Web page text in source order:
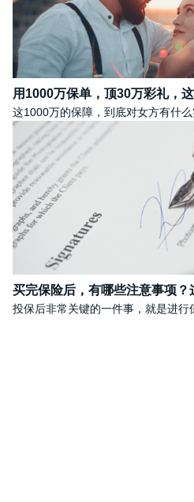
用1000万保单，顶30万彩礼，
这1000万的保障，到底对女方有什
买完保险后，有哪些注意事项？
投保后非常关键的一件事，就是进行